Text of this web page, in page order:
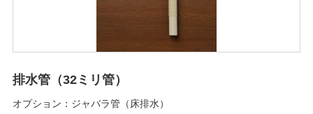
排水管（32ミリ管）
オプション：ジャバラ管（床排水）